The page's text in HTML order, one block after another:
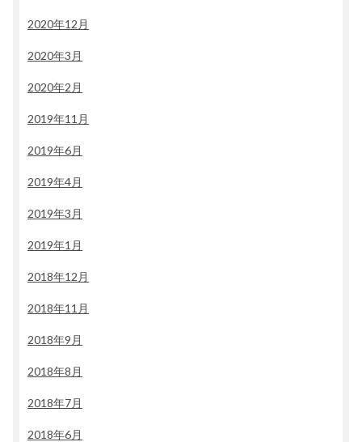
2020年12月
2020年3月
2020年2月
2019年11月
2019年6月
2019年4月
2019年3月
2019年1月
2018年12月
2018年11月
2018年9月
2018年8月
2018年7月
2018年6月